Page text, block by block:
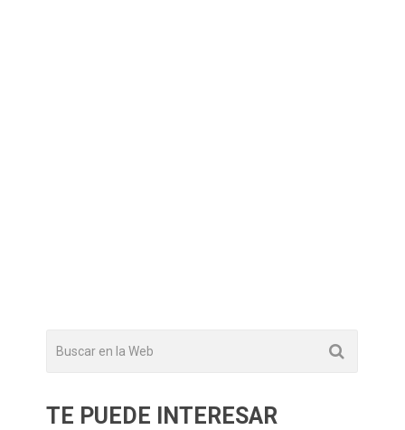
TE PUEDE INTERESAR